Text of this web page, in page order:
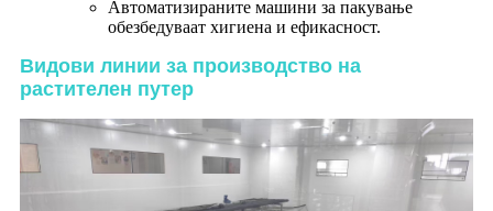
Автоматизираните машини за пакување
обезбедуваат хигиена и ефикасност.
Видови линии за производство на
растителен путер